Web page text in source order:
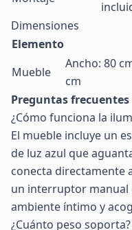
Dimensiones
Elemento
Mueble
Ancho: 80
cm
Preguntas frecuentes
¿Cómo funciona la
El mueble incluye un
de luz azul que
conecta directamente
un interruptor manual
ambiente íntimo y
¿Cuánto peso soporta?